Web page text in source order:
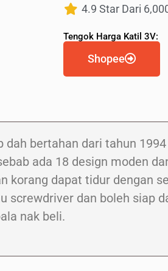
4.9 Star Dari
Tengok Harga Katil 3V:
Shopee
bertahan dari tahun
ada 18 design moden
dapat tidur dengan
screwdriver dan boleh siap
nak beli.